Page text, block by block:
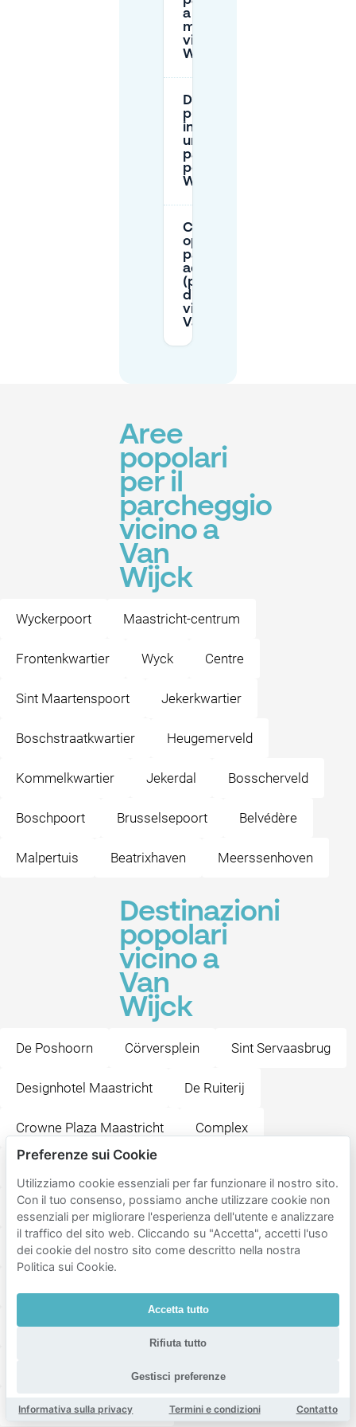
a buon
mercato
vicino a Van
Wijck?
Devo
prenotare
in anticipo
un
parcheggio
per Van
Wijck?
Ci sono
opzioni di
parcheggio
accessibile
(per
disabili)
vicino a
Van Wijck?
Aree
popolari
per il
parcheggio
vicino a
Van
Wijck
Wyckerpoort Maastricht-centrum
Frontenkwartier Wyck Centre
Sint Maartenspoort Jekerkwartier
Boschstraatkwartier Heugemerveld
Kommelkwartier Jekerdal Bosscherveld
Boschpoort Brusselsepoort Belvédère
Malpertuis Beatrixhaven Meerssenhoven
Destinazioni
popolari
vicino a
Van
Wijck
De Poshoorn Cörversplein Sint Servaasbrug
Designhotel Maastricht De Ruiterij
Crowne Plaza Maastricht Complex
Townhouse Designhotel Maastricht Tokyoto
t Piepenhoes Kaboom Hotel Plein 1992
Maastricht Centre Céramique
Onze-Lieve-Vrouweplein
Preferenze sui Cookie
Utilizziamo cookie essenziali per far funzionare il nostro sito.
Con il tuo consenso, possiamo anche utilizzare cookie non
essenziali per migliorare l'esperienza dell'utente e analizzare
il traffico del sito web. Cliccando su "Accetta", accetti l'uso
dei cookie del nostro sito come descritto nella nostra
Politica sui Cookie.
Accetta tutto
Rifiuta tutto
Gestisci preferenze
Informativa sulla privacy Termini e condizioni Contatto